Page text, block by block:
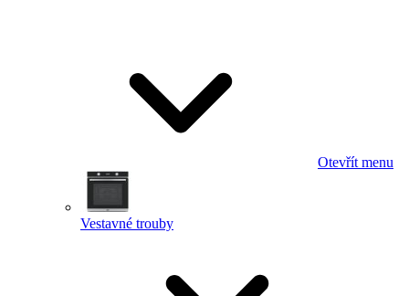
Otevřít menu
Vestavné trouby